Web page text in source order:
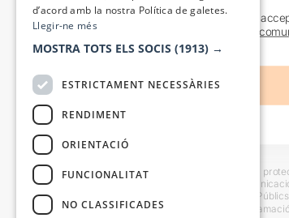
He llegit i
Informació bàsica sobre
usuaris i trametre
Destinataris: Escenes i
També es pot instar
d’acord amb la nostra Política de galetes.
Llegir-ne més
MOSTRA TOTS ELS SOCIS (1913) →
ESTRICTAMENT NECESSÀRIES
RENDIMENT
ORIENTACIÓ
FUNCIONALITAT
NO CLASSIFICADES